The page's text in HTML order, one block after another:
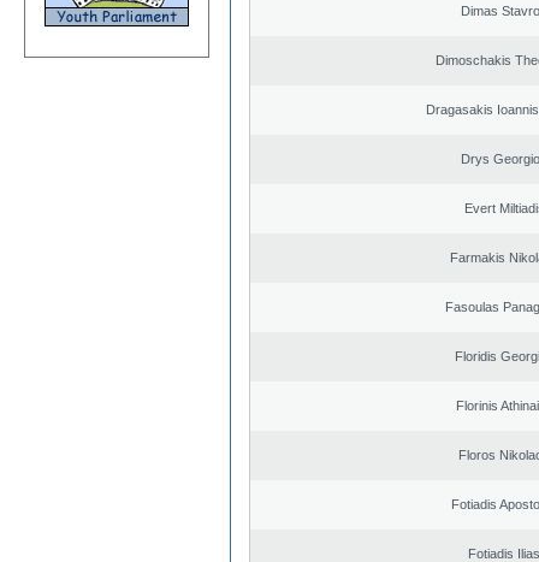
Dimas
Dimoschakis
Dragasakis
Drys
Evert
Farmakis
Fasoulas
Floridis
Florinis
Floros
Fotiadis
Fotiadis Ilias